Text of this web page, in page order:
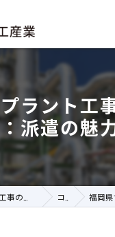
ラント工
派遣の魅
コラム 福岡県でプラ